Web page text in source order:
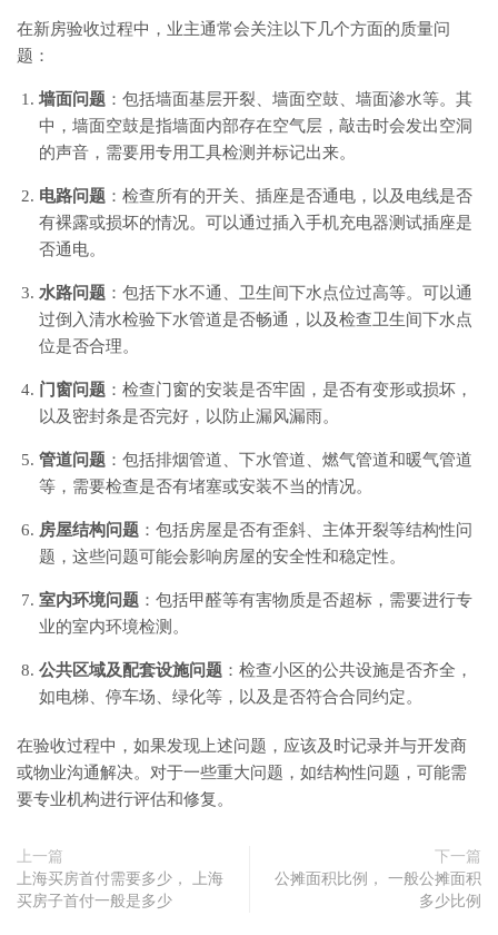
在新房验收过程中，业主通常会关注以下几个方面的质量问
题：
墙面问题 ：包括墙面基层开裂、墙面空鼓、墙面渗水等。其
中，墙面空鼓是指墙面内部存在空气层，敲击时会发出空洞
的声音，需要用专用工具检测并标记出来。
电路问题 ：检查所有的开关、插座是否通电，以及电线是否
有裸露或损坏的情况。可以通过插入手机充电器测试插座是
否通电。
水路问题 ：包括下水不通、卫生间下水点位过高等。可以通
过倒入清水检验下水管道是否畅通，以及检查卫生间下水点
位是否合理。
门窗问题 ：检查门窗的安装是否牢固，是否有变形或损坏，
以及密封条是否完好，以防止漏风漏雨。
管道问题 ：包括排烟管道、下水管道、燃气管道和暖气管道
等，需要检查是否有堵塞或安装不当的情况。
房屋结构问题 ：包括房屋是否有歪斜、主体开裂等结构性问
题，这些问题可能会影响房屋的安全性和稳定性。
室内环境问题 ：包括甲醛等有害物质是否超标，需要进行专
业的室内环境检测。
公共区域及配套设施问题 ：检查小区的公共设施是否齐全，
如电梯、停车场、绿化等，以及是否符合合同约定。
在验收过程中，如果发现上述问题，应该及时记录并与开发商
或物业沟通解决。对于一些重大问题，如结构性问题，可能需
要专业机构进行评估和修复。
上一篇
上海买房首付需要多少， 上海
买房子首付一般是多少
下一篇
公摊面积比例， 一般公摊面积
多少比例